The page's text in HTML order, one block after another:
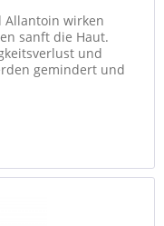
Allantoin wirken
sanft die Haut.
und
gemindert und